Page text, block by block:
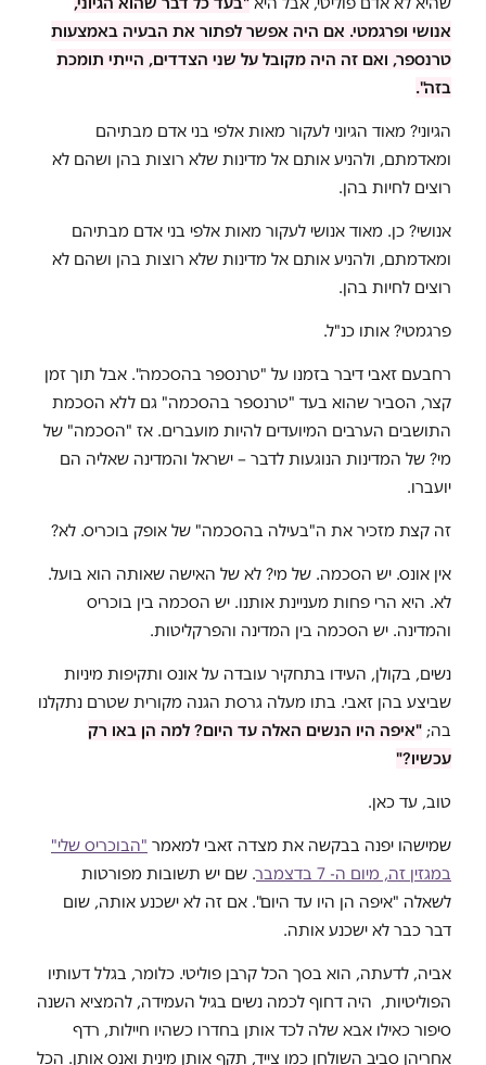
אנושי ופרגמטי. אם היה אפשר לפתור את הבעיה באמצעות
טרנספר, ואם זה היה מקובל על שני הצדדים, הייתי תומכת
בזה".
הגיוני? מאוד הגיוני לעקור מאות אלפי בני אדם מבתיהם
ומאדמתם, ולהניע אותם אל מדינות שלא רוצות בהן ושהם לא
רוצים לחיות בהן.
אנושי? כן. מאוד אנושי לעקור מאות אלפי בני אדם מבתיהם
ומאדמתם, ולהניע אותם אל מדינות שלא רוצות בהן ושהם לא
רוצים לחיות בהן.
פרגמטי? אותו כנ"ל.
רחבעם זאבי דיבר בזמנו על "טרנספר בהסכמה". אבל תוך זמן
קצר, הסביר שהוא בעד "טרנספר בהסכמה" גם ללא הסכמת
התושבים הערבים המיועדים להיות מועברים. אז "הסכמה" של
מי? של המדינות הנוגעות לדבר – ישראל והמדינה שאליה הם
יועברו.
זה קצת מזכיר את ה"בעילה בהסכמה" של אופק בוכריס. לא?
אין אונס. יש הסכמה. של מי? לא של האישה שאותה הוא בועל.
לא. היא הרי פחות מעניינת אותנו. יש הסכמה בין בוכריס
והמדינה. יש הסכמה בין המדינה והפרקליטות.
נשים, בקולן, העידו בתחקיר עובדה על אונס ותקיפות מיניות
שביצע בהן זאבי. בתו מעלה גרסת הגנה מקורית שטרם נתקלנו
בה; "איפה היו הנשים האלה עד היום? למה הן באו רק
עכשיו?"
טוב, עד כאן.
שמישהו יפנה בבקשה את מצדה זאבי למאמר "הבוכריס שלי"
במגזין זה, מיום ה- 7 בדצמבר
. שם יש תשובות מפורטות
לשאלה "איפה הן היו עד היום". אם זה לא ישכנע אותה, שום
דבר כבר לא ישכנע אותה.
אביה, לדעתה, הוא בסך הכל קרבן פוליטי. כלומר, בגלל דעותיו
הפוליטיות, היה דחוף לכמה נשים בגיל העמידה, להמציא השנה
סיפור כאילו אבא שלה לכד אותן בחדרו כשהיו חיילות, רדף
אחריהן סביב השולחן כמו צייד, תקף אותן מינית ואנס אותן. הכל